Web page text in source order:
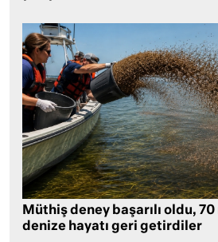
Müthiş deney başarılı oldu,
denize hayatı geri getirdiler